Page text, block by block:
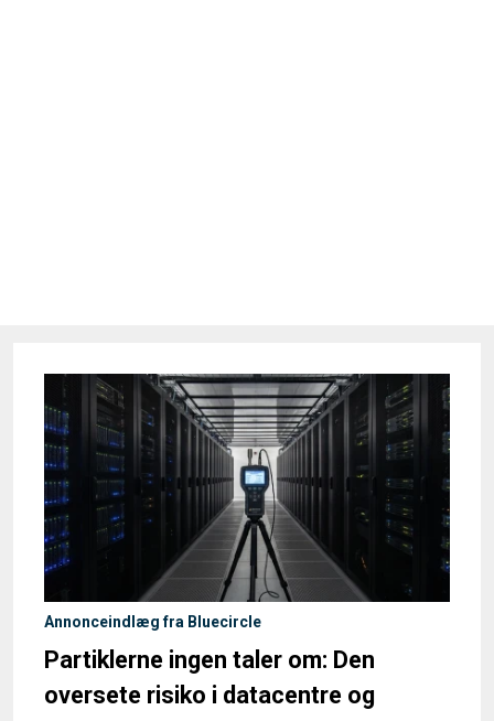
Annonceindlæg fra Bluecircle
Partiklerne ingen taler om: Den
oversete risiko i datacentre og